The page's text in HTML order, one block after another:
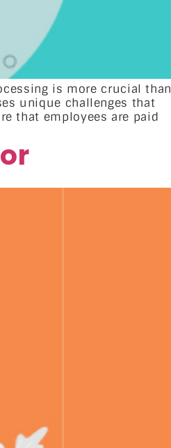
is more crucial than
unique challenges that
that employees are paid